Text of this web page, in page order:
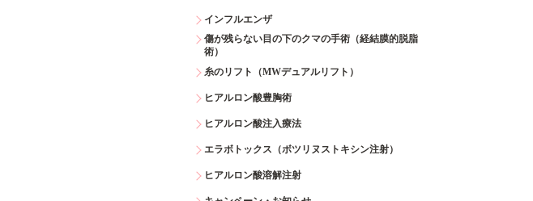
インフルエンザ
傷が残らない目の下のクマの手術（経結膜的脱脂
術）
糸のリフト（MWデュアルリフト）
ヒアルロン酸豊胸術
ヒアルロン酸注入療法
エラボトックス（ボツリヌストキシン注射）
ヒアルロン酸溶解注射